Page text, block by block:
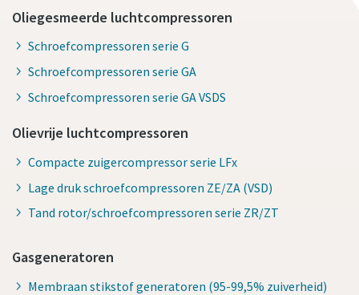
CO2-reductie voor groene productie - alles wat u moet
weten
Ontdek het zelf
Oliegesmeerde luchtcompressoren
Schroefcompressoren serie G
Schroefcompressoren serie GA
Schroefcompressoren serie GA VSDS
Olievrije luchtcompressoren
Compacte zuigercompressor serie LFx
Lage druk schroefcompressoren ZE/ZA (VSD)
Tand rotor/schroefcompressoren serie ZR/ZT
Gasgeneratoren
Membraan stikstof generatoren (95-99,5% zuiverheid)